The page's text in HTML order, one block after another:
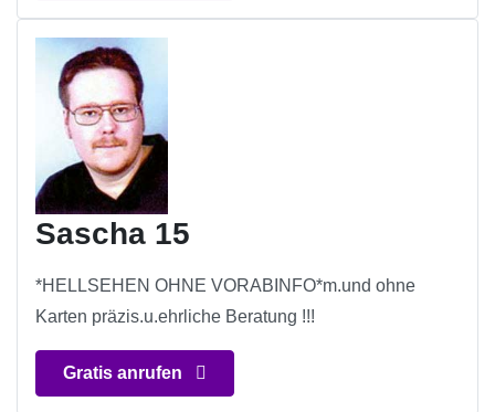
Sascha 15
*HELLSEHEN OHNE VORABINFO*m.und ohne
Karten präzis.u.ehrliche Beratung !!!
Gratis anrufen